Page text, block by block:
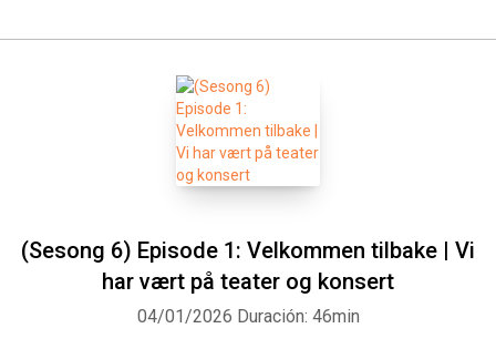
(Sesong 6) Episode 1: Velkommen tilbake | Vi
har vært på teater og konsert
04/01/2026 Duración: 46min